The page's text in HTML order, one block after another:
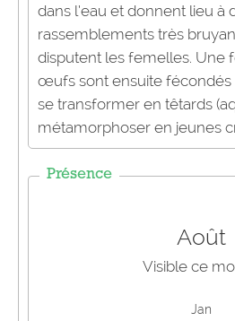
dans l’eau et donnent lieu à
rassemblements très
disputent les femelles. Une
œufs sont ensuite fécondés
se transformer en têtards
métamorphoser en jeunes
Présence
Août
Visible ce
Jan